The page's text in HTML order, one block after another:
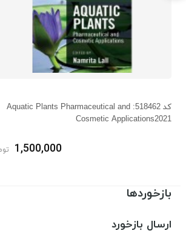
کد 518462: Aquatic Plants Pharmaceutical and
Cosmetic Applications2021
1,500,000
بازخوردها
ارسال بازخورد